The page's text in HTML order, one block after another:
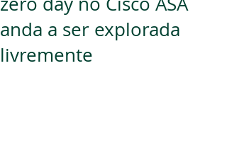
anda a ser explorada
livremente